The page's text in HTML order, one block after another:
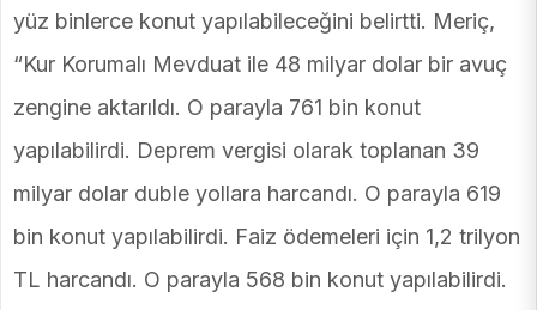
yüz binlerce konut yapılabileceğini belirtti. Meriç,
“Kur Korumalı Mevduat ile 48 milyar dolar bir avuç
zengine aktarıldı. O parayla 761 bin konut
yapılabilirdi. Deprem vergisi olarak toplanan 39
milyar dolar duble yollara harcandı. O parayla 619
bin konut yapılabilirdi. Faiz ödemeleri için 1,2 trilyon
TL harcandı. O parayla 568 bin konut yapılabilirdi.